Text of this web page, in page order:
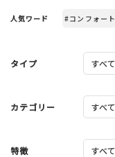
人気ワード #コンフォート
タイプ
カテゴリー
特徴